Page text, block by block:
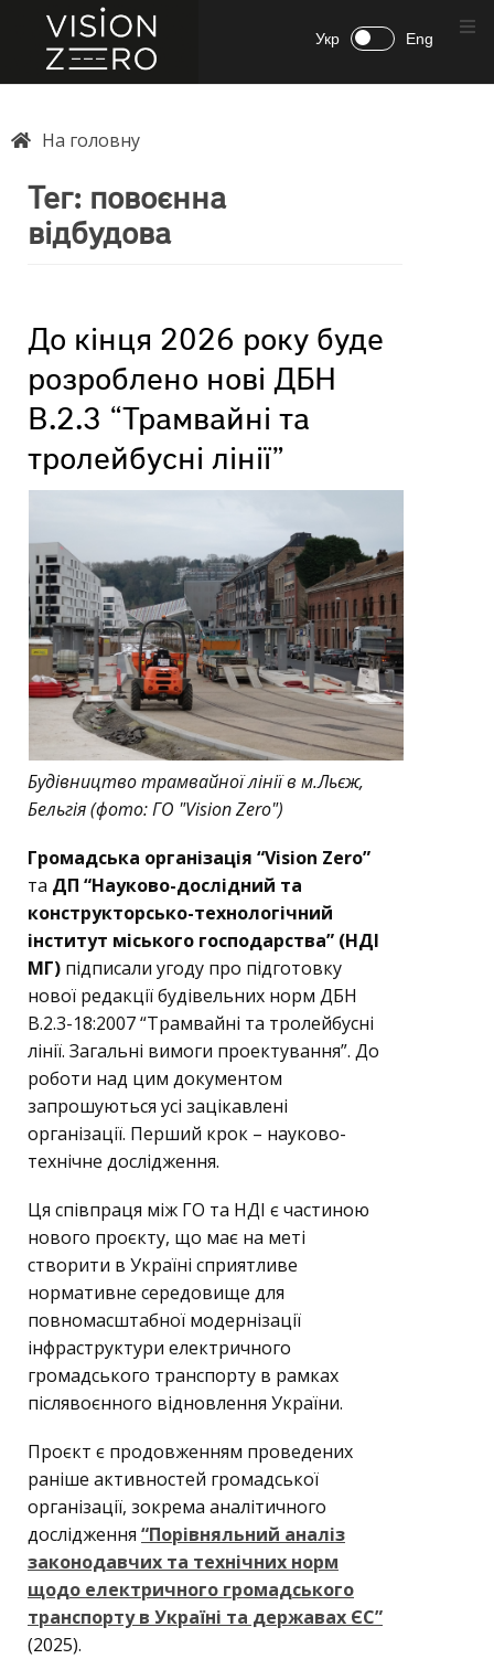
Укр Eng
На головну
Тег: повоєнна
відбудова
До кінця 2026 року буде
розроблено нові ДБН
В.2.3 “Трамвайні та
тролейбусні лінії”
Будівництво трамвайної лінії в м.Льєж,
Бельгія (фото: ГО "Vision Zero")
Громадська організація “Vision Zero”
та ДП “Науково-дослідний та
конструкторсько-технологічний
інститут міського господарства” (НДІ
МГ) підписали угоду про підготовку
нової редакції будівельних норм ДБН
В.2.3-18:2007 “Трамвайні та тролейбусні
лінії. Загальні вимоги проектування”. До
роботи над цим документом
запрошуються усі зацікавлені
організації. Перший крок – науково-
технічне дослідження.
Ця співпраця між ГО та НДІ є частиною
нового проєкту, що має на меті
створити в Україні сприятливе
нормативне середовище для
повномасштабної модернізації
інфраструктури електричного
громадського транспорту в рамках
післявоєнного відновлення України.
Проєкт є продовженням проведених
раніше активностей громадської
організації, зокрема аналітичного
дослідження “Порівняльний аналіз
законодавчих та технічних норм
щодо електричного громадського
транспорту в Україні та державах ЄС”
(2025).